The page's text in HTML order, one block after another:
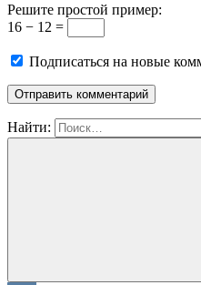
Решите простой пример:
16 − 12 =
Подписаться на новые
Найти: